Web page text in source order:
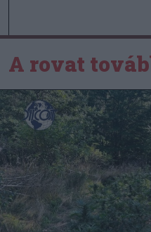
A rovat